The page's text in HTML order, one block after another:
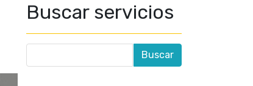
Buscar servicios